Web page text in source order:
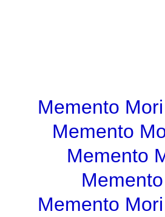
Memento Mori
Memento
Memento
Memento Mori